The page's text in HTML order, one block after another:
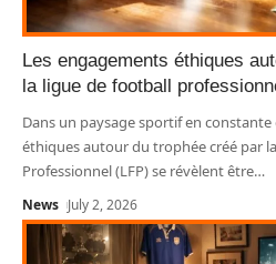
Les engagements éthiques
la ligue de football
Dans un paysage sportif en
éthiques autour du trophée créé par
Professionnel (LFP) se révèlent être…
News July 2, 2026